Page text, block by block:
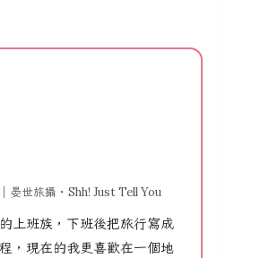
晏世旅攝・Shh! Just Tell You
上班族，下班後把旅行寫成
，現在的我更喜歡在一個地